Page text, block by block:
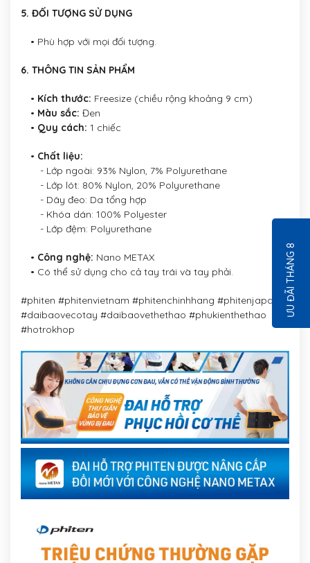
5. ĐỐI TƯỢNG SỬ DỤNG
• Phù hợp với mọi đối tượng.
6. THÔNG TIN SẢN PHẨM
• Kích thước: Freesize (chiều rộng khoảng 9 cm)
• Màu sắc: Đen
• Quy cách: 1 chiếc
• Chất liệu:
- Lớp ngoài: 93% Nylon, 7% Polyurethane
- Lớp lót: 80% Nylon, 20% Polyurethane
- Dây đeo: Da tổng hợp
- Khóa dán: 100% Polyester
- Lớp đệm: Polyurethane
• Công nghệ: Nano METAX
• Có thể sử dụng cho cả tay trái và tay phải.
#phiten #phitenvietnam #phitenchinhhang #phitenjapan
#daibaovecotay #daibaovethethao #phukienthethao
#hotrokhop
ƯU ĐÃI THÁNG 8